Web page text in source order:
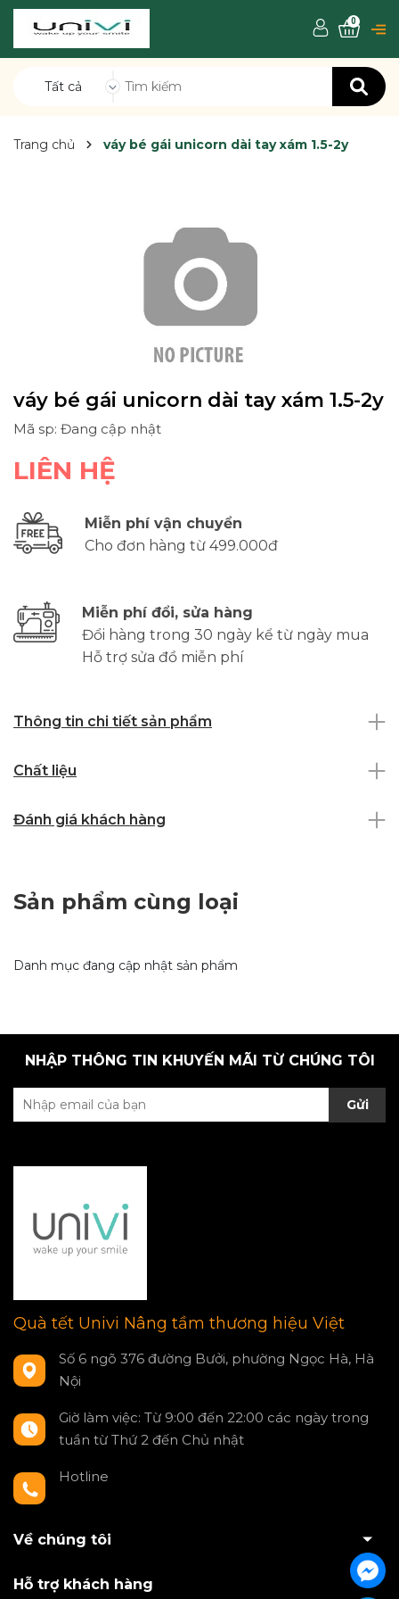
Tất cả
0
Trang chủ váy bé gái unicorn dài tay xám 1.5-2y
váy bé gái unicorn dài tay xám 1.5-2y
Mã sp: Đang cập nhật
LIÊN HỆ
Miễn phí vận chuyển
Cho đơn hàng từ 499.000đ
Miễn phí đổi, sửa hàng
Đổi hàng trong 30 ngày kể từ ngày mua
Hỗ trợ sửa đồ miễn phí
Thông tin chi tiết sản phẩm
Chất liệu
Đánh giá khách hàng
Sản phẩm cùng loại
Danh mục đang cập nhật sản phẩm
NHẬP THÔNG TIN KHUYẾN MÃI TỪ CHÚNG TÔI
Gửi
Quà tết Univi Nâng tầm thương hiệu Việt
Số 6 ngõ 376 đường Bưởi, phường Ngọc Hà, Hà
Nội
Giờ làm việc: Từ 9:00 đến 22:00 các ngày trong
tuần từ Thứ 2 đến Chủ nhật
Hotline
Về chúng tôi
Hỗ trợ khách hàng